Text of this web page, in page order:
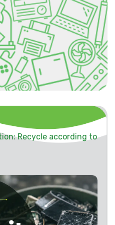
Recycle according to